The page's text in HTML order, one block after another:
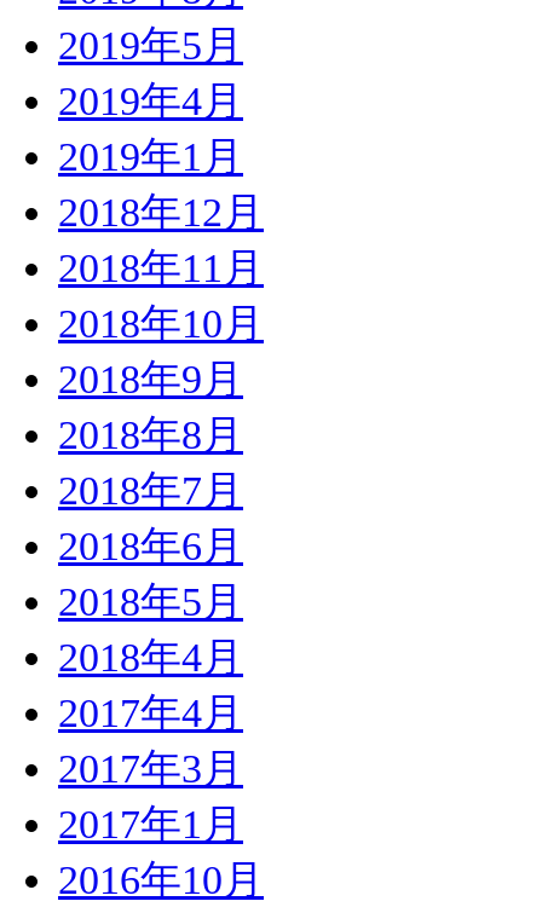
2019年5月
2019年4月
2019年1月
2018年12月
2018年11月
2018年10月
2018年9月
2018年8月
2018年7月
2018年6月
2018年5月
2018年4月
2017年4月
2017年3月
2017年1月
2016年10月